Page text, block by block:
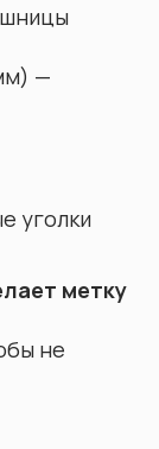
—
уголки
метку
не